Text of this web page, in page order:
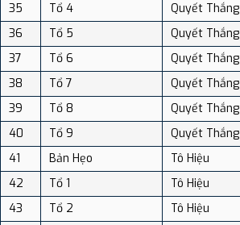
35
Tổ 4 Quyết Thắng
36
Tổ 5 Quyết Thắng
37
Tổ 6 Quyết Thắng
38
Tổ 7 Quyết Thắng
39
Tổ 8 Quyết Thắng
40
Tổ 9 Quyết Thắng
41
Bản Hẹo Tô Hiệu
42
Tổ 1 Tô Hiệu
43
Tổ 2 Tô Hiệu